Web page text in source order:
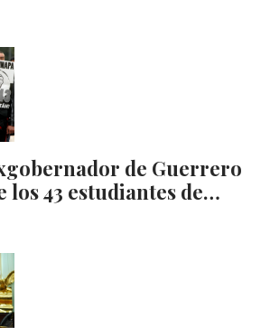
de Guerrero
los 43 estudiantes de…